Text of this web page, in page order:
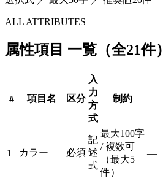
ALL ATTRIBUTES
属性項目 一覧（全21件）
# 項目名 区分
入
力
方
式
制約
1 カラー 必須
記
述
式
最大100字
/ 複数可
（最大5
件）
—